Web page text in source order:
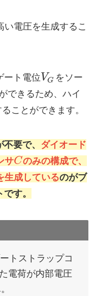
い電圧を生成するこ
ート電位VG をソー
できるため、ハイ
ことができます。
要で、 ダイオード
サCのみの構成で、
生成しているのがブ
す。
トストラップコ
電荷が内部電圧